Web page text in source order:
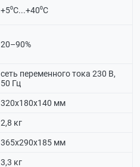
+5⁰С...+40⁰С
20–90%
сеть переменного тока 230 В,
50 Гц
320х180x140 мм
2,8 кг
365х290х185 мм
3,3 кг